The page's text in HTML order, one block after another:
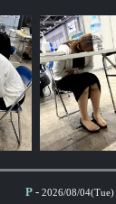
P - 2026/08/04(Tue)